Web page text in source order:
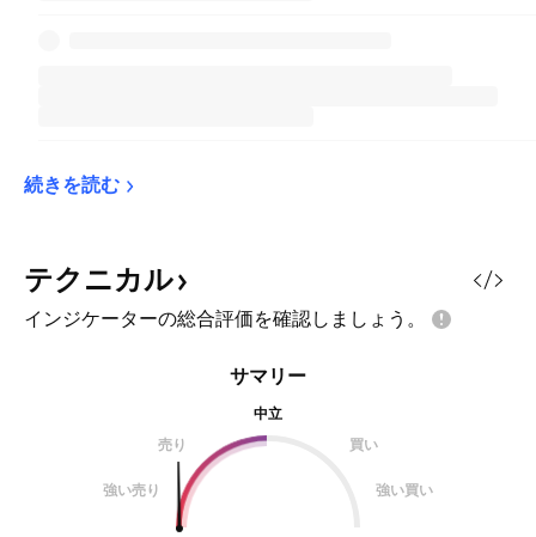
続きを読む
テクニカル
インジケーターの総合評価を確認しましょう。
サマリー
中立
売り
買い
強い売り 強い買い